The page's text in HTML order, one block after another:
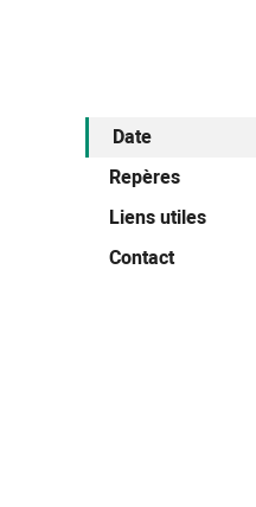
Date
Repères
Liens utiles
Contact